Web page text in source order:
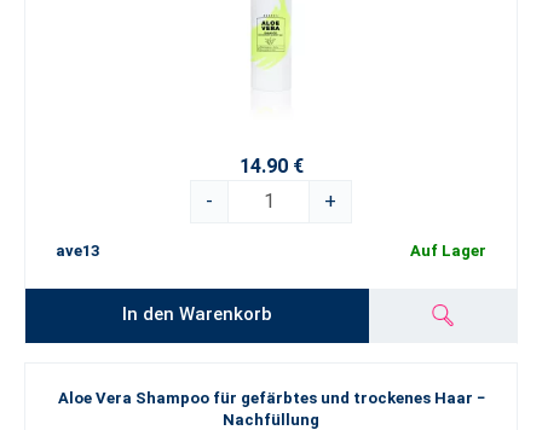
14.90 €
-
+
ave13 Auf Lager
In den Warenkorb
Aloe Vera Shampoo für gefärbtes und trockenes Haar −
Nachfüllung